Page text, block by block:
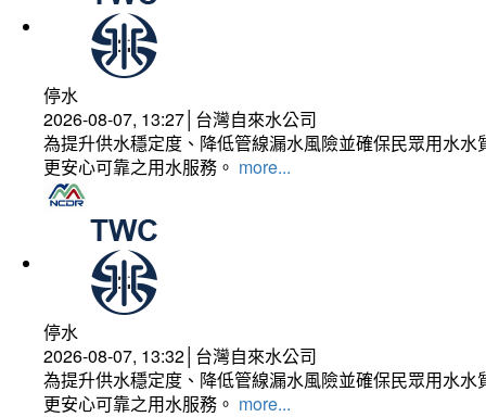
停水
2026-08-07, 13:27│台灣自來水公司
為提升供水穩定度、降低管線漏水風險並確保民眾用水
更安心可靠之用水服務。 more...
停水
2026-08-07, 13:32│台灣自來水公司
為提升供水穩定度、降低管線漏水風險並確保民眾用水
更安心可靠之用水服務。 more...